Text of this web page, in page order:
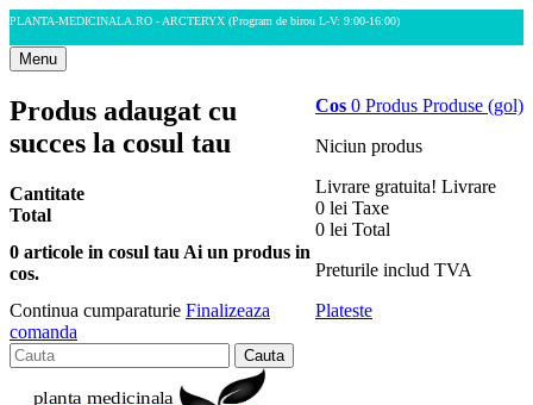
PLANTA-MEDICINALA.RO - ARCTERYX (Program de birou L-V: 9:00-16:00)
Menu
Cos 0 Produs Produse (gol)
Niciun produs
Livrare gratuita! Livrare
0 lei Taxe
0 lei Total
Preturile includ TVA
Plateste
Produs adaugat cu
succes la cosul tau
Cantitate
Total
0 articole in cosul tau Ai un produs in
cos.
Continua cumparaturie Finalizeaza
comanda
Cauta